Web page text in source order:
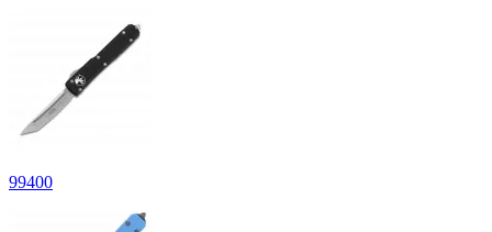
99400